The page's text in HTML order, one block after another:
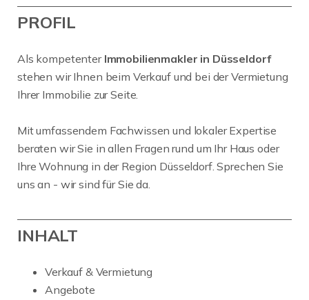
PROFIL
Als kompetenter Immobilienmakler in Düsseldorf
stehen wir Ihnen beim Verkauf und bei der Vermietung
Ihrer Immobilie zur Seite.
Mit umfassendem Fachwissen und lokaler Expertise
beraten wir Sie in allen Fragen rund um Ihr Haus oder
Ihre Wohnung in der Region Düsseldorf. Sprechen Sie
uns an - wir sind für Sie da.
INHALT
Verkauf & Vermietung
Angebote